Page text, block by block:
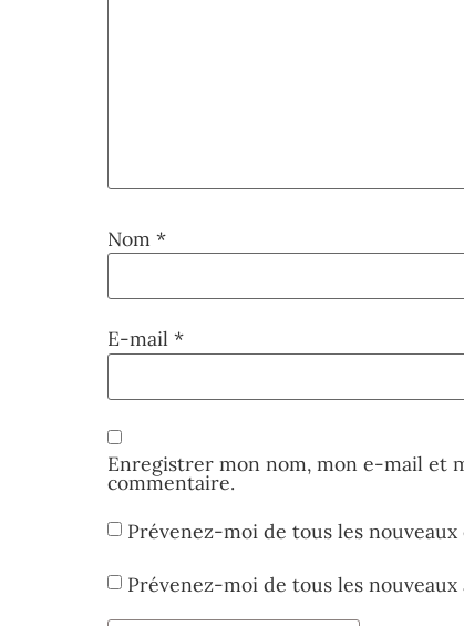
Nom *
E-mail *
Enregistrer mon nom, mon e-mail et
commentaire.
Prévenez-moi de tous les
Prévenez-moi de tous les